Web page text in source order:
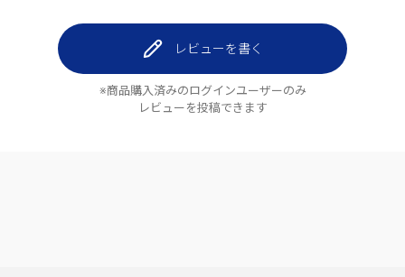
レビューを書く
※商品購入済みのログインユーザーのみ
レビューを投稿できます